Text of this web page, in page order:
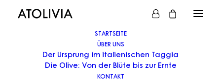
STARTSEITE
ÜBER UNS
Der Ursprung im italienischen Taggia
Die Olive: Von der Blüte bis zur Ernte
KONTAKT
WARENKORB